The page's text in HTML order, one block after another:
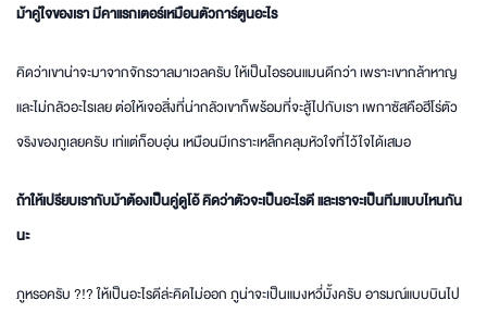
ม้าคู่ใจของเรา มีคาแรกเตอร์เหมือนตัวการ์ตูนอะไร
คิดว่าเขาน่าจะมาจากจักรวาลมาเวลครับ ให้เป็นไอรอนแมนดีกว่า เพราะเขากล้าหาญ
และไม่กลัวอะไรเลย ต่อให้เจอสิ่งที่น่ากลัวเขาก็พร้อมที่จะสู้ไปกับเรา เพกาซัสคือฮีโร่ตัว
จริงของภูเลยครับ เท่แต่ก็อบอุ่น เหมือนมีเกราะเหล็กคลุมหัวใจที่ไว้ใจได้เสมอ
ถ้าให้เปรียบเรากับม้าต้องเป็นคู่ดูโอ้ คิดว่าตัวจะเป็นอะไรดี และเราจะเป็นทีมแบบไหนกัน
นะ
ภูหรอครับ ?!? ให้เป็นอะไรดีล่ะคิดไม่ออก ภูน่าจะเป็นแมงหวี่มั้งครับ อารมณ์แบบบินไป